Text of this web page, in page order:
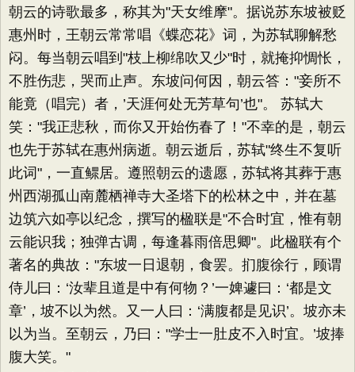
朝云的诗歌最多，称其为"天女维摩"。据说苏东坡被贬
惠州时，王朝云常常唱《蝶恋花》词，为苏轼聊解愁
闷。每当朝云唱到"枝上柳绵吹又少"时，就掩抑惆怅，
不胜伤悲，哭而止声。东坡问何因，朝云答："妾所不
能竟（唱完）者，’天涯何处无芳草句’也"。 苏轼大
笑："我正悲秋，而你又开始伤春了！"不幸的是，朝云
也先于苏轼在惠州病逝。朝云逝后，苏轼"终生不复听
此词"，一直鳏居。遵照朝云的遗愿，苏轼将其葬于惠
州西湖孤山南麓栖禅寺大圣塔下的松林之中，并在墓
边筑六如亭以纪念，撰写的楹联是"不合时宜，惟有朝
云能识我；独弹古调，每逢暮雨倍思卿"。此楹联有个
著名的典故："东坡一日退朝，食罢。扪腹徐行，顾谓
侍儿曰：‘汝辈且道是中有何物？’一婢遽曰：‘都是文
章’，坡不以为然。又一人曰：‘满腹都是见识’。坡亦未
以为当。至朝云，乃曰："学士一肚皮不入时宜。’坡捧
腹大笑。"